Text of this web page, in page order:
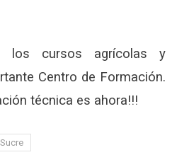
los cursos agrícolas y
Centro de Formación.
técnica es ahora!!!